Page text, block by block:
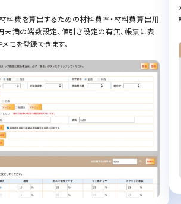
料費を算出するための材料費率・材料費算出用
未満の端数設定、値引き設定の有無、帳票に表
モを登録できます。